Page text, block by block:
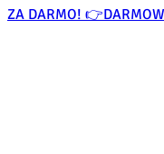
ZA DARMO! 👉